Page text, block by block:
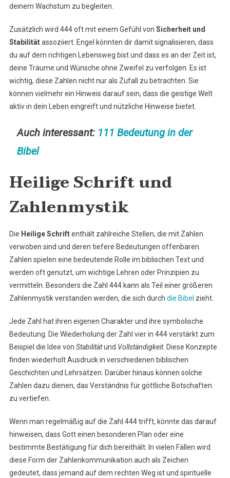
deinem Wachstum zu begleiten.
Zusätzlich wird 444 oft mit einem Gefühl von Sicherheit und
Stabilitätassoziiert. Engel könnten dir damit signalisieren, dass
du auf dem richtigen Lebensweg bist und dass es an der Zeit ist,
deine Träume und Wünsche ohne Zweifel zu verfolgen. Es ist
wichtig, diese Zahlen nicht nur als Zufall zu betrachten. Sie
können vielmehr ein Hinweis darauf sein, dass die geistige Welt
aktiv in dein Leben eingreift und nützliche Hinweise bietet.
Auch interessant: 111 Bedeutung in der
Bibel
Heilige Schrift und
Zahlenmystik
Die Heilige Schriftenthält zahlreiche Stellen, die mit Zahlen
verwoben sind und deren tiefere Bedeutungen offenbaren.
Zahlen spielen eine bedeutende Rolle im biblischen Text und
werden oft genutzt, um wichtige Lehren oder Prinzipien zu
vermitteln. Besonders die Zahl 444 kann als Teil einer größeren
Zahlenmystik verstanden werden, die sich durch die Bibel zieht.
Jede Zahl hat ihren eigenen Charakter und ihre symbolische
Bedeutung. Die Wiederholung der Zahl vier in 444 verstärkt zum
Beispiel die Idee von Stabilitätund Vollständigkeit. Diese Konzepte
finden wiederholt Ausdruck in verschiedenen biblischen
Geschichten und Lehrsätzen. Darüber hinaus können solche
Zahlen dazu dienen, das Verständnis für göttliche Botschaften
zu vertiefen.
Wenn man regelmäßig auf die Zahl 444 trifft, könnte das darauf
hinweisen, dass Gott einen besonderen Plan oder eine
bestimmte Bestätigung für dich bereithält. In vielen Fällen wird
diese Form der Zahlenkommunikation auch als Zeichen
gedeutet, dass jemand auf dem rechten Weg ist und spirituelle